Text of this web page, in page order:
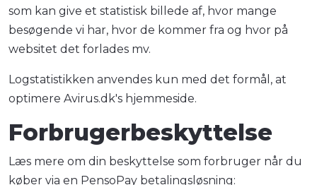
som kan give et statistisk billede af, hvor mange
besøgende vi har, hvor de kommer fra og hvor på
websitet det forlades mv.
Logstatistikken anvendes kun med det formål, at
optimere Avirus.dk's hjemmeside.
Forbrugerbeskyttelse
Læs mere om din beskyttelse som forbruger når du
køber via en PensoPay betalingsløsning: